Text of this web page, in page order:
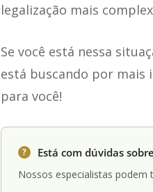
legalização mais
Se você está nessa
está buscando por mais
para você!
? Está com dúvidas
Nossos especialistas podem